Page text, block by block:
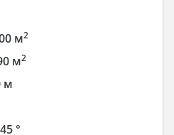
м2
м2
м
45 °